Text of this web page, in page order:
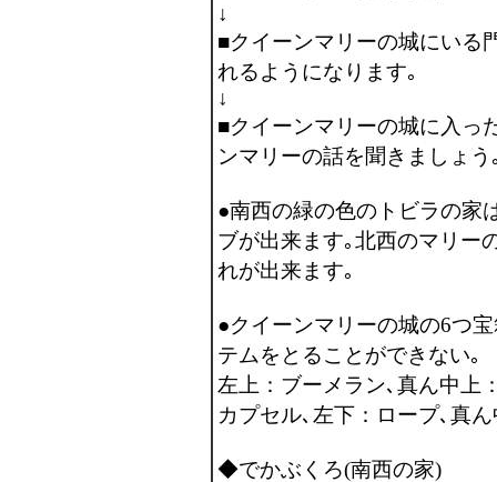
↓
■クイーンマリーの城にいる
れるようになります｡
↓
■クイーンマリーの城に入っ
ンマリーの話を聞きましょ
●南西の緑の色のトビラの家
ブが出来ます｡北西のマリー
れが出来ます｡
●クイーンマリーの城の6つ
テムをとることができない｡
左上：ブーメラン､真ん中上
カプセル､左下：ロープ､真
◆でかぶくろ(南西の家)